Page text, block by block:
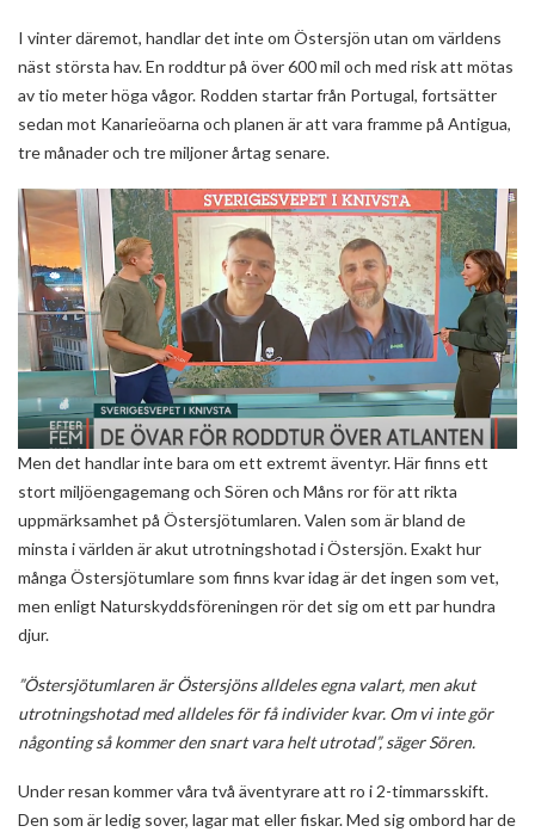
I vinter däremot, handlar det inte om Östersjön utan om världens
näst största hav. En roddtur på över 600 mil och med risk att mötas
av tio meter höga vågor. Rodden startar från Portugal, fortsätter
sedan mot Kanarieöarna och planen är att vara framme på Antigua,
tre månader och tre miljoner årtag senare.
Men det handlar inte bara om ett extremt äventyr. Här finns ett
stort miljöengagemang och Sören och Måns ror för att rikta
uppmärksamhet på Östersjötumlaren. Valen som är bland de
minsta i världen är akut utrotningshotad i Östersjön. Exakt hur
många Östersjötumlare som finns kvar idag är det ingen som vet,
men enligt Naturskyddsföreningen rör det sig om ett par hundra
djur.
”Östersjötumlaren är Östersjöns alldeles egna valart, men akut
utrotningshotad med alldeles för få individer kvar. Om vi inte gör
någonting så kommer den snart vara helt utrotad”, säger Sören.
Under resan kommer våra två äventyrare att ro i 2-timmarsskift.
Den som är ledig sover, lagar mat eller fiskar. Med sig ombord har de